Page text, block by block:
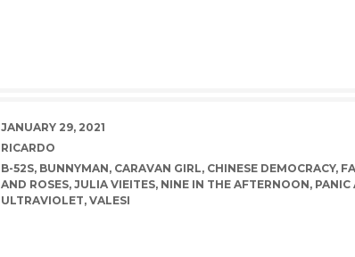
DATE
JANUARY 29, 2021
AUTHOR
RICARDO
TAGS
B-52S, BUNNYMAN, CARAVAN GIRL, CHINESE DEMOCRACY,
AND ROSES, JULIA VIEITES, NINE IN THE AFTERNOON, PANIC
ULTRAVIOLET, VALESI